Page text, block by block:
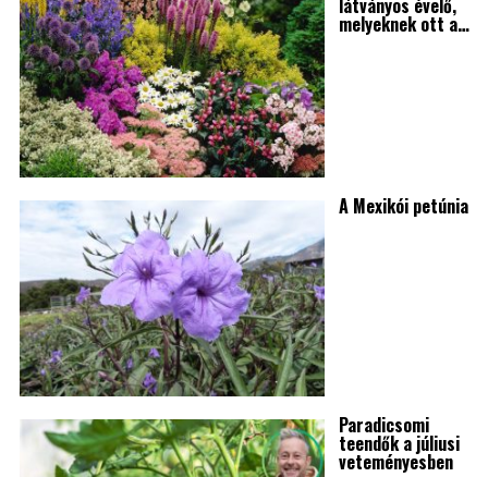
látványos évelő,
melyeknek ott a…
A Mexikói petúnia
Paradicsomi
teendők a júliusi
veteményesben